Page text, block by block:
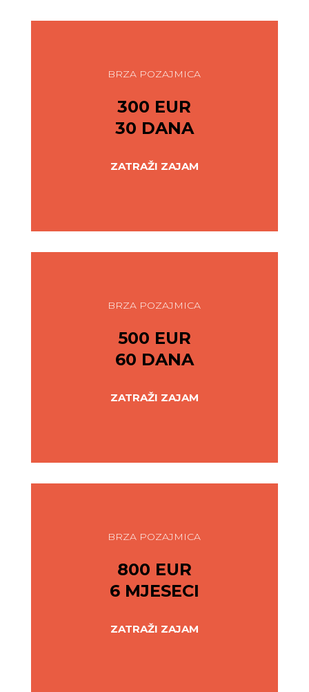
BRZA POZAJMICA
300 EUR
30 DANA
ZATRAŽI ZAJAM
BRZA POZAJMICA
500 EUR
60 DANA
ZATRAŽI ZAJAM
BRZA POZAJMICA
800 EUR
6 MJESECI
ZATRAŽI ZAJAM